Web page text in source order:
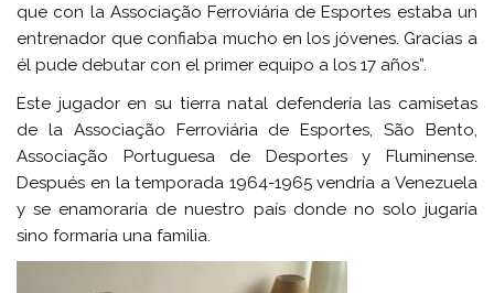
que con la Associação Ferroviária de Esportes estaba un
entrenador que confiaba mucho en los jóvenes. Gracias a
él pude debutar con el primer equipo a los 17 años”.
Este jugador en su tierra natal defendería las camisetas
de la Associação Ferroviária de Esportes, São Bento,
Associação Portuguesa de Desportes y Fluminense.
Después en la temporada 1964-1965 vendría a Venezuela
y se enamoraría de nuestro país donde no solo jugaría
sino formaría una familia.